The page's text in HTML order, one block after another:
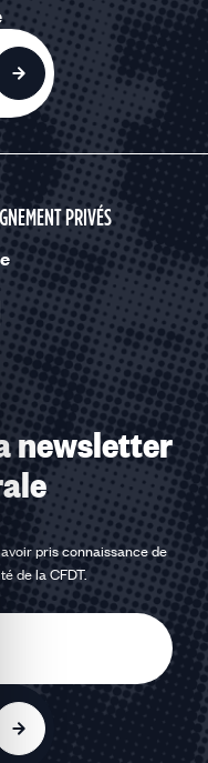
le
PRIVÉS
newsletter
pris connaissance de
de la CFDT.